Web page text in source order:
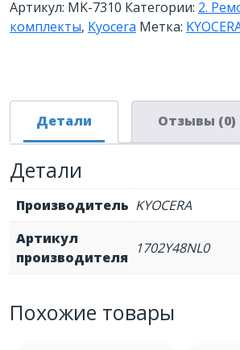
KYOCERA
MK-
(MK-
7310/1702Y48NL0)
Артикул: MK-7310 Категории: 2.
комплекты, Kyocera Метка:
Детали Отзывы (0)
Детали
Производитель KYOCERA
Артикул
производителя
1702Y48NL0
Похожие товары